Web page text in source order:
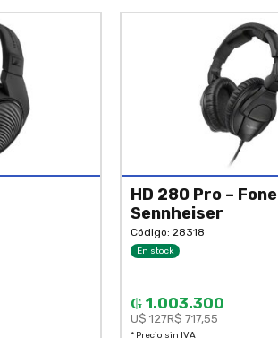
HD 280 Pro – Fone
Sennheiser
Código: 28318
En stock
₲ 1.003.300
U$ 127R$ 717,55
* Precio sin IVA